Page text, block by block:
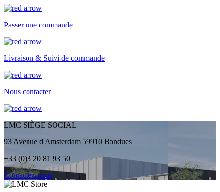
Passer une commande
Livraison & Suivi de commande
Nous contacter
LMC SIÈGE SOCIAL
93 Avenue d'Amsterdam 59910 Bondues
+33 (0)3 20 81 93 50
Contactez-nous